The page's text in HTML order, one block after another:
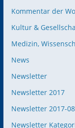
Kommentar der
Kultur &
Medizin,
News
Newsletter
Newsletter 2017
Newsletter 2017-
Newsletter